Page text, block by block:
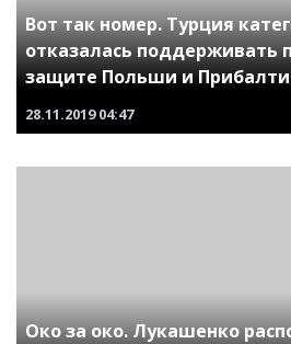
Вот так номер. Турция
отказалась поддерживать
защите Польши и
28.11.2019 04:47
Око за око. Лукашенко